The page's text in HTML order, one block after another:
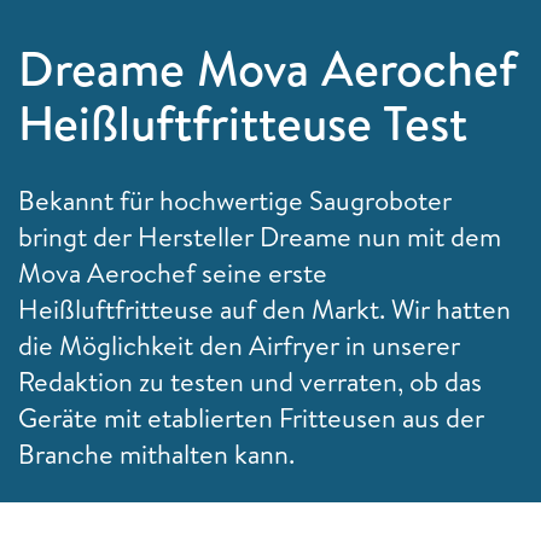
Dreame Mova Aerochef
Heißluftfritteuse Test
Bekannt für hochwertige Saugroboter
bringt der Hersteller Dreame nun mit dem
Mova Aerochef seine erste
Heißluftfritteuse auf den Markt. Wir hatten
die Möglichkeit den Airfryer in unserer
Redaktion zu testen und verraten, ob das
Geräte mit etablierten Fritteusen aus der
Branche mithalten kann.